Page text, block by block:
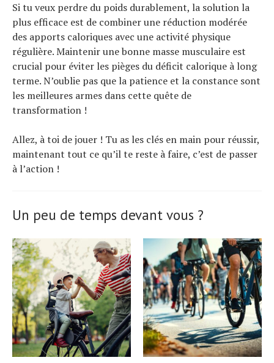
Si tu veux perdre du poids durablement, la solution la
plus efficace est de combiner une réduction modérée
des apports caloriques avec une activité physique
régulière. Maintenir une bonne masse musculaire est
crucial pour éviter les pièges du déficit calorique à long
terme. N’oublie pas que la patience et la constance sont
les meilleures armes dans cette quête de
transformation !
Allez, à toi de jouer ! Tu as les clés en main pour réussir,
maintenant tout ce qu’il te reste à faire, c’est de passer
à l’action !
Un peu de temps devant vous ?